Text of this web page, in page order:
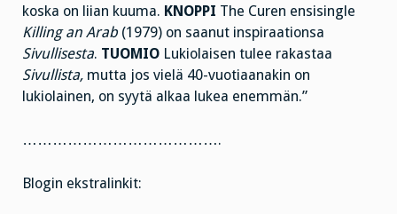
koska on liian kuuma. KNOPPI The Curen ensisingle
Killing an Arab(1979) on saanut inspiraationsa
Sivullisesta. TUOMIO Lukiolaisen tulee rakastaa
Sivullista, mutta jos vielä 40-vuotiaanakin on
lukiolainen, on syytä alkaa lukea enemmän.”
………………………………….
Blogin ekstralinkit: